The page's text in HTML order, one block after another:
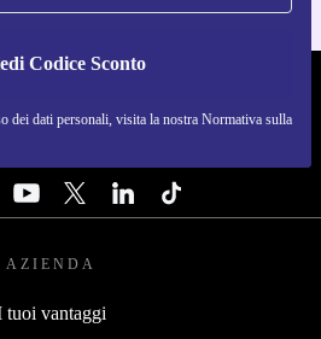
Codice Sconto
dei dati personali, visita la nostra Normativa sulla
AZIENDA
tuoi vantaggi